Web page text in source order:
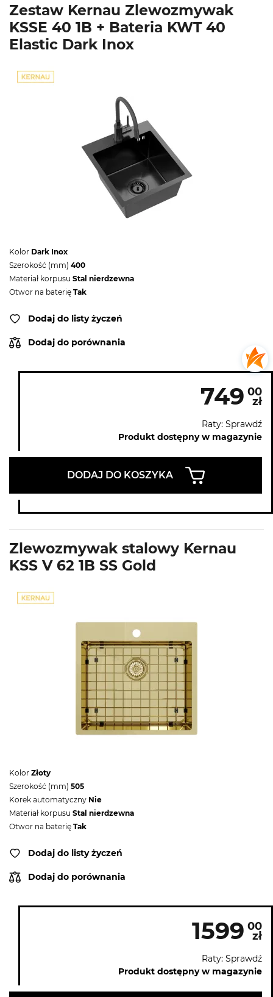
Zestaw Kernau Zlewozmywak
KSSE 40 1B + Bateria KWT 40
Elastic Dark Inox
Kolor Dark Inox
Szerokość (mm) 400
Materiał korpusu Stal nierdzewna
Otwor na baterię Tak
Dodaj do listy życzeń
Dodaj do porównania
749 00
zł
Raty: Sprawdź
Produkt dostępny w magazynie
DODAJ DO KOSZYKA
Zlewozmywak stalowy Kernau
KSS V 62 1B SS Gold
Kolor Złoty
Szerokość (mm) 505
Korek automatyczny Nie
Materiał korpusu Stal nierdzewna
Otwor na baterię Tak
Dodaj do listy życzeń
Dodaj do porównania
1599 00
zł
Raty: Sprawdź
Produkt dostępny w magazynie